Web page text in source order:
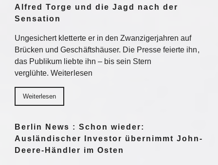
Alfred Torge und die Jagd nach der
Sensation
Ungesichert kletterte er in den Zwanzigerjahren auf
Brücken und Geschäftshäuser. Die Presse feierte ihn,
das Publikum liebte ihn – bis sein Stern
verglühte. Weiterlesen
Weiterlesen
Berlin News : Schon wieder:
Ausländischer Investor übernimmt John-
Deere-Händler im Osten